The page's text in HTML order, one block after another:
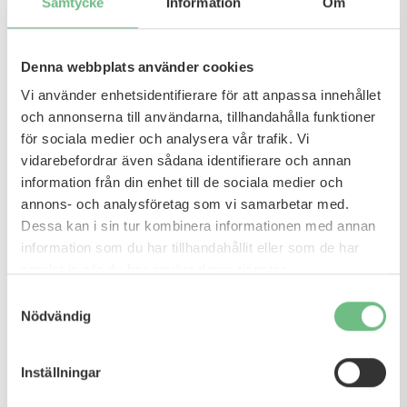
Denna webbplats använder cookies
Vi använder enhetsidentifierare för att anpassa innehållet
och annonserna till användarna, tillhandahålla funktioner
för sociala medier och analysera vår trafik. Vi
vidarebefordrar även sådana identifierare och annan
information från din enhet till de sociala medier och
annons- och analysföretag som vi samarbetar med.
Dessa kan i sin tur kombinera informationen med annan
information som du har tillhandahållit eller som de har
Nödvändig
Inställningar
ryggen, särskilt om skrivbordet inte går att
Handledsstödminskar risken för
belastningsskador i handlederna genom
att ge ett bekvämt stöd när du använder
tangentbord och mus.
Står du upp och jobbar mycket på ett hårt
underlag kan du minska belastningen på
fötter och ben med en mjukståmatta.
På en arbetsplats med god kognitiv
ergonomi är arbetsmiljön är arbetssättet
utformat på ett sätt som avlastar hjärnan
som att prioritera tid för pauser och
återhämtningsfåtölj
kan hjärnan varva